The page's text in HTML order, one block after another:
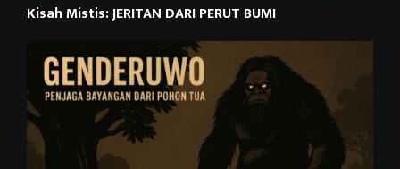
Kisah Mistis: JERITAN DARI PERUT BUMI